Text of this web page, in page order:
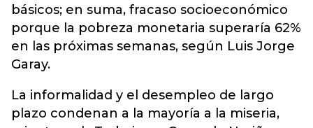
básicos; en suma, fracaso socioeconómico
porque la pobreza monetaria superaría 62%
en las próximas semanas, según Luis Jorge
Garay.
La informalidad y el desempleo de largo
plazo condenan a la mayoría a la miseria,